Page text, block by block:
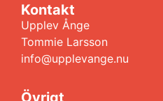
Kontakt
Upplev Ånge
Tommie Larsson
info@upplevange.nu
Övrigt